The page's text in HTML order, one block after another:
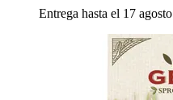
Entrega hasta el 17 agosto